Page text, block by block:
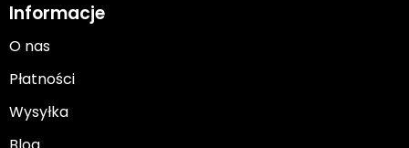
Informacje
O nas
Płatności
Wysyłka